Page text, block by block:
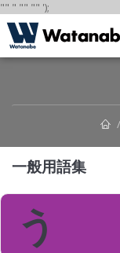
"" " "" "" ');
一般用語集
う